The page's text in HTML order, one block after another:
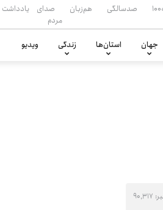
صدسالگی هم‌زبان
صدای
مردم
یادداشت
جهان استان‌ها زندگی ویدیو